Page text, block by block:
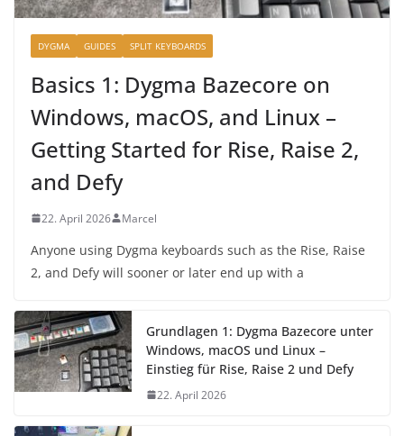
DYGMA GUIDES SPLIT KEYBOARDS
Basics 1: Dygma Bazecore on
Windows, macOS, and Linux –
Getting Started for Rise, Raise 2,
and Defy
22. April 2026 Marcel
Anyone using Dygma keyboards such as the Rise, Raise
2, and Defy will sooner or later end up with a
Grundlagen 1: Dygma Bazecore unter
Windows, macOS und Linux –
Einstieg für Rise, Raise 2 und Defy
22. April 2026